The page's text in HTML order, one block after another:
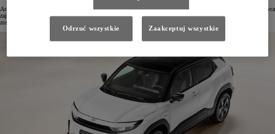
Aranżacja wnętrza podkreśla autentyczny charakter SUV-a. Deska rozdzielcza jest umieszczona nisko, a kierowca
zajmuje wyższą pozycję za kierownicą, co zapewnia doskonałą widoczność w każdym kierunku. Pojazd może
zostać wyposażony w opcjonalne nastrojowe oświetlenie kabiny z możliwością wyboru spośród 12 kolorów.
Odrzuć wszystkie Zaakceptuj wszystkie